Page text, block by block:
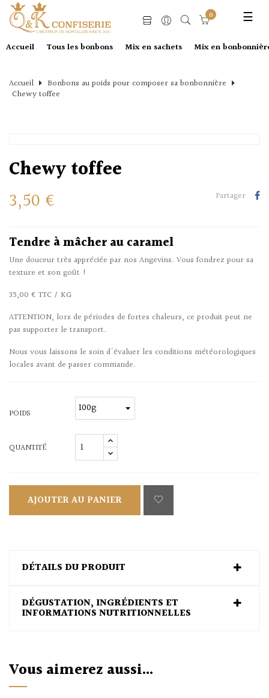
☰
0
Accueil Tous les bonbons Mix en sachets Mix en
Accueil
Bonbons au poids pour composer sa bonbonnière
Chewy toffee
Chewy toffee
3,50 €
Partager
Tendre à mâcher au caramel
Une douceur très appréciée par nos Angevins. Vous fondrez pour sa
texture et son goût !
35,00 € TTC / KG
ATTENTION, lors de périodes de fortes chaleurs, ce produit peut ne
pas supporter le transport.
Nous vous laissons le soin d'évaluer les conditions météorologiques
locales avant de passer commande.
POIDS
QUANTITÉ
AJOUTER AU PANIER
DÉTAILS DU PRODUIT
DÉGUSTATION, INGRÉDIENTS ET
INFORMATIONS NUTRITIONNELLES
Vous aimerez aussi...